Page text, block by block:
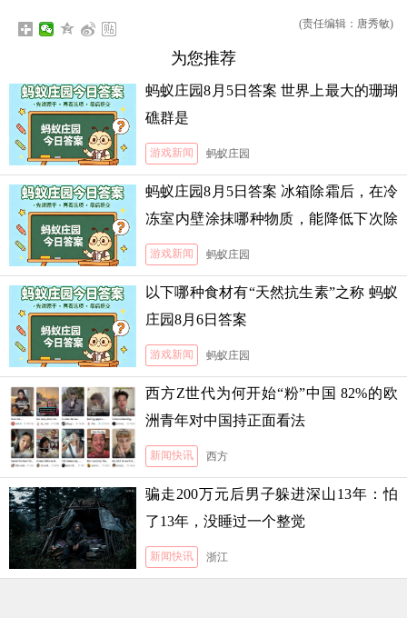
(责任编辑：唐秀敏)
为您推荐
蚂蚁庄园8月5日答案 世界上最大的珊瑚
礁群是
游戏新闻 蚂蚁庄园
蚂蚁庄园8月5日答案 冰箱除霜后，在冷
冻室内壁涂抹哪种物质，能降低下次除
霜的难度
游戏新闻 蚂蚁庄园
以下哪种食材有“天然抗生素”之称 蚂蚁
庄园8月6日答案
游戏新闻 蚂蚁庄园
西方Z世代为何开始“粉”中国 82%的欧
洲青年对中国持正面看法
新闻快讯 西方
骗走200万元后男子躲进深山13年：怕
了13年，没睡过一个整觉
新闻快讯 浙江